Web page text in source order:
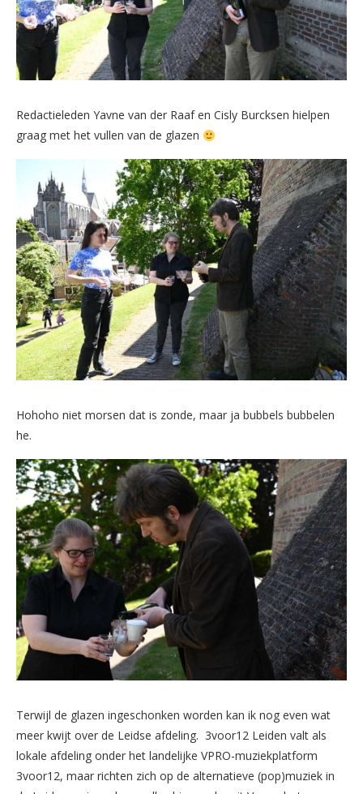
Redactieleden Yavne van der Raaf en Cisly Burcksen hielpen
graag met het vullen van de glazen
Hohoho niet morsen dat is zonde, maar ja bubbels bubbelen
he.
Terwijl de glazen ingeschonken worden kan ik nog even wat
meer kwijt over de Leidse afdeling. 3voor12 Leiden valt als
lokale afdeling onder het landelijke VPRO-muziekplatform
3voor12, maar richten zich op de alternatieve (pop)muziek in